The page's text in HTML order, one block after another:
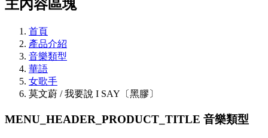
主內容區塊
首頁
產品介紹
音樂類型
華語
女歌手
莫文蔚 / 我要說 I SAY〔黑膠〕
MENU_HEADER_PRODUCT_TITLE 音樂類型